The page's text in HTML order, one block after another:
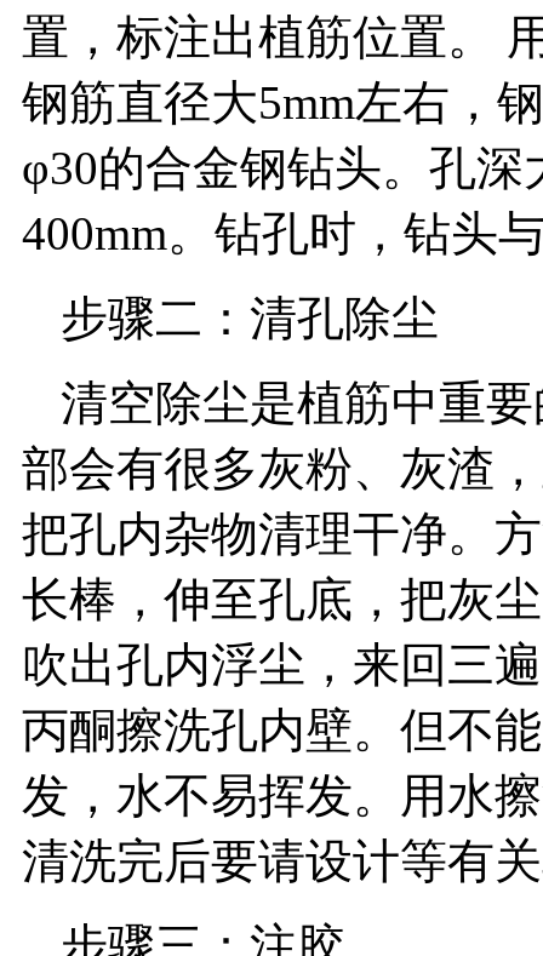
置，标注出植筋位置。
钢筋直径大5mm左右，
φ30的合金钢钻头。孔深
400mm。钻孔时，钻头
步骤二：清孔除尘
清空除尘是植筋中重
部会有很多灰粉、灰渣
把孔内杂物清理干净。
长棒，伸至孔底，把灰
吹出孔内浮尘，来回三
丙酮擦洗孔内壁。但不
发，水不易挥发。用水
清洗完后要请设计等有